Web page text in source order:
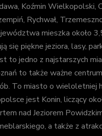
Koźmin Wielkopolski,
Rychwał,
mieszka około
piękne jeziora, lasy,
to jedno z najstarszych
to także ważne
To miasto o wieloletniej
jest Konin, liczący
nad Jeziorem
a także z